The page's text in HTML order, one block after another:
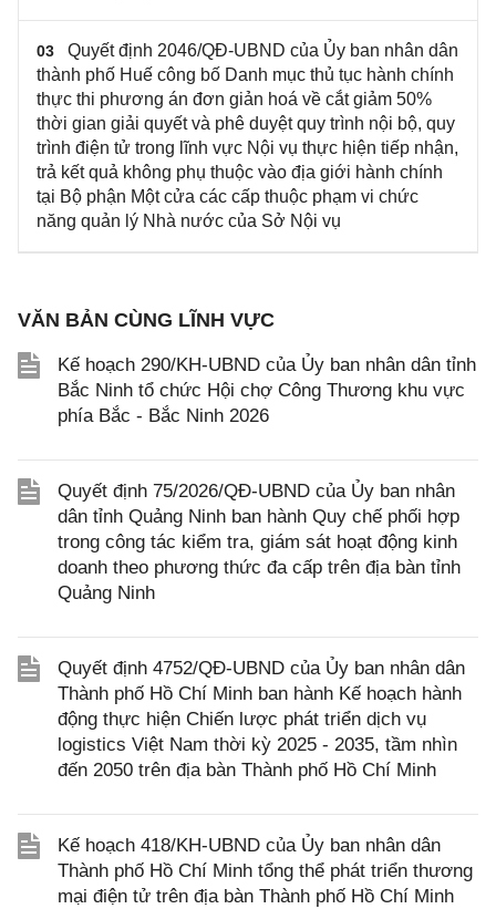
03
Quyết định 2046/QĐ-UBND của Ủy ban nhân dân
thành phố Huế công bố Danh mục thủ tục hành chính
thực thi phương án đơn giản hoá về cắt giảm 50%
thời gian giải quyết và phê duyệt quy trình nội bộ, quy
trình điện tử trong lĩnh vực Nội vụ thực hiện tiếp nhận,
trả kết quả không phụ thuộc vào địa giới hành chính
tại Bộ phận Một cửa các cấp thuộc phạm vi chức
năng quản lý Nhà nước của Sở Nội vụ
VĂN BẢN CÙNG LĨNH VỰC
Kế hoạch 290/KH-UBND của Ủy ban nhân dân tỉnh
Bắc Ninh tổ chức Hội chợ Công Thương khu vực
phía Bắc - Bắc Ninh 2026
Quyết định 75/2026/QĐ-UBND của Ủy ban nhân
dân tỉnh Quảng Ninh ban hành Quy chế phối hợp
trong công tác kiểm tra, giám sát hoạt động kinh
doanh theo phương thức đa cấp trên địa bàn tỉnh
Quảng Ninh
Quyết định 4752/QĐ-UBND của Ủy ban nhân dân
Thành phố Hồ Chí Minh ban hành Kế hoạch hành
động thực hiện Chiến lược phát triển dịch vụ
logistics Việt Nam thời kỳ 2025 - 2035, tầm nhìn
đến 2050 trên địa bàn Thành phố Hồ Chí Minh
Kế hoạch 418/KH-UBND của Ủy ban nhân dân
Thành phố Hồ Chí Minh tổng thể phát triển thương
mại điện tử trên địa bàn Thành phố Hồ Chí Minh